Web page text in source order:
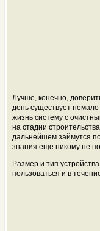
Лучше, конечно,
день существует
жизнь систему с
на стадии
дальнейшем займутся
знания еще никому не
Размер и тип
пользоваться и в